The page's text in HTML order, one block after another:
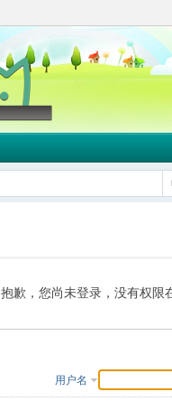
抱歉，您尚未登录，没有权限
用户名